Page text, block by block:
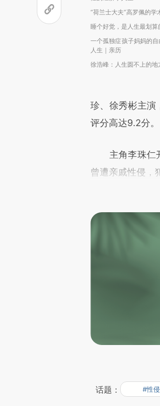
“荷兰士大夫”高罗佩的
睡个好觉，是人生最划算
一个孤独症孩子妈妈的
人生｜亲历
徐浩峰：人生圆不上的
珍、徐秀彬主演
评分高达9.2分。
主角李珠仁开
曾遭亲戚性侵，
话题： #性侵